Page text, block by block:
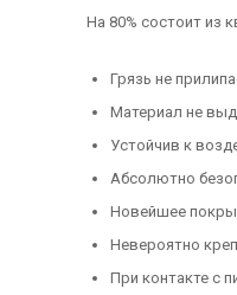
На 80% состоит из
Грязь не
Материал не
Устойчив к
Абсолютно
Новейшее
Невероятно
При контакте с